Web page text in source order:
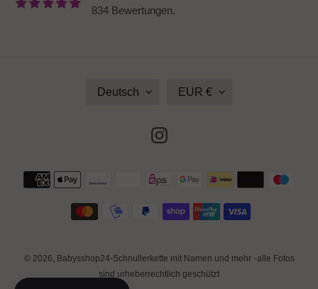
834 Bewertungen.
Deutsch W
R
U
EUR €
Instagram
Zahlungsmethoden
© 2026, Babysshop24-Schnullerkette mit Namen und mehr -alle Fotos
sind urheberrechtlich geschützt